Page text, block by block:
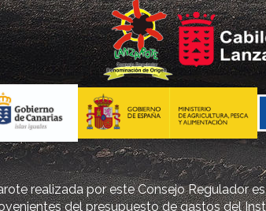
realizada por este Consejo Regulador
del presupuesto de gastos del